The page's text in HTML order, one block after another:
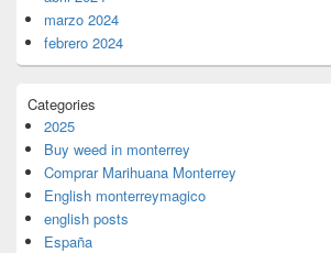
marzo 2024
febrero 2024
Categories
2025
Buy weed in monterrey
Comprar Marihuana Monterrey
English monterreymagico
english posts
España